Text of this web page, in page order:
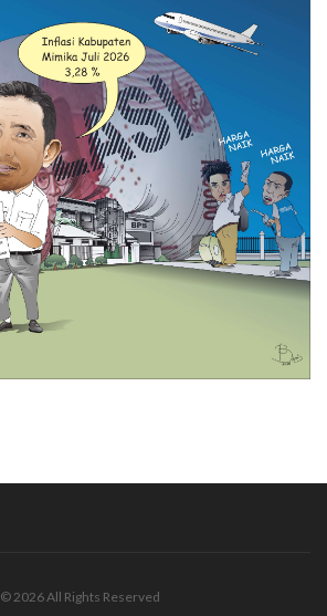
© 2026 All Rights Reserved